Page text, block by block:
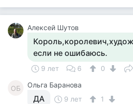
Алексей Шутов
если не ошибаюсь.
9 лет 6 0
ОБ Ольга Баранова
ДА 9 лет 1